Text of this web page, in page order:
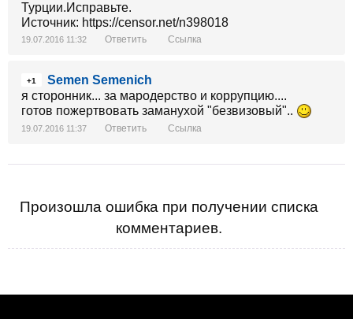
Турции.Исправьте.
Источник: https://censor.net/n398018
19.07.2016 11:32 Ответить Ссылка
+1
Semen Semenich
я сторонник... за мародерство и коррупцию....
готов пожертвовать заманухой "безвизовый"..
19.07.2016 11:37 Ответить Ссылка
Произошла ошибка при получении списка
комментариев.